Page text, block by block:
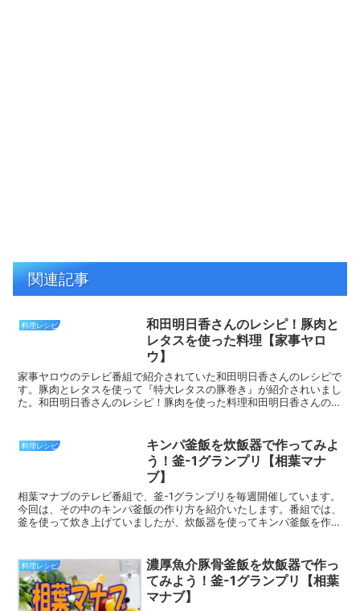
関連記事
料理レシピ
和田明日香さんのレシピ！豚肉と
レタスを使った料理【家事ヤロ
ウ】
家事ヤロウのテレビ番組で紹介されていた和田明日香さんのレシピで
す。豚肉とレタスを使って『特大レタスの豚巻き』が紹介されいまし
た。和田明日香さんのレシピ！豚肉を使った料理和田明日香さんのレ
料理レシピ
キンパ釜飯を炊飯器で作ってみよ
う！釜-1グランプリ【相葉マナ
ブ】
相葉マナブのテレビ番組で、釜-1グランプリを毎週開催しています。
今回は、その中のキンパ釜飯の作り方を紹介いたします。番組では、
釜を使って炊き上げていましたが、炊飯器を使ってキンパ釜飯を作っ
料理レシピ
濃厚魚介豚骨釜飯を炊飯器で作っ
てみよう！釜-1グランプリ【相葉
マナブ】